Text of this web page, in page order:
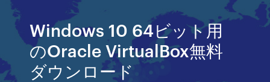
Windows 10 64ビット用
のOracle VirtualBox無料
ダウンロード